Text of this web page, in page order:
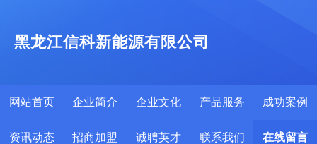
黑龙江信科新能源有限公司
网站首页 企业简介 企业文化 产品服务 成功案例
资讯动态 招商加盟 诚聘英才 联系我们 在线留言